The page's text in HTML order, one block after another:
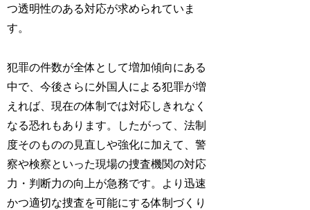
つ透明性のある対応が求められていま
す。
犯罪の件数が全体として増加傾向にある
中で、今後さらに外国人による犯罪が増
えれば、現在の体制では対応しきれなく
なる恐れもあります。したがって、法制
度そのものの見直しや強化に加えて、警
察や検察といった現場の捜査機関の対応
力・判断力の向上が急務です。より迅速
かつ適切な捜査を可能にする体制づくり